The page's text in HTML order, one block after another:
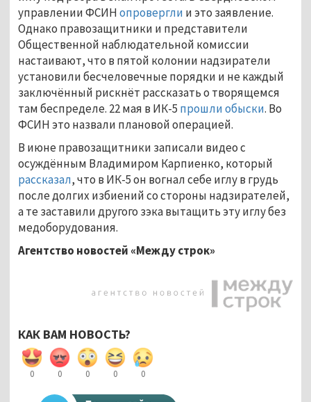
управлении ФСИНопровергли и это заявление.
Однако правозащитники и представители
Общественной наблюдательной комиссии
настаивают, что в пятой колонии надзиратели
установили бесчеловечные порядки и не каждый
заключённый рискнёт рассказать о творящемся
там беспределе. 22 мая в ИК-5 прошли обыски. Во
ФСИН это назвали плановой операцией.
В июне правозащитники записали видео с
осуждённым Владимиром Карпиенко, который
рассказал, что в ИК-5 он вогнал себе иглу в грудь
после долгих избиений со стороны надзирателей,
а те заставили другого зэка вытащить эту иглу без
медоборудования.
Агентство новостей «Между строк»
КАК ВАМ НОВОСТЬ?
0 0 0 0 0